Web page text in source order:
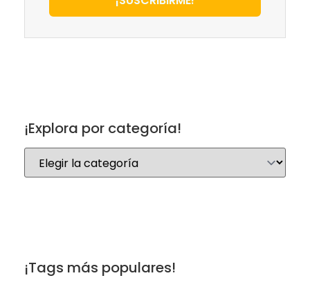
¡Explora por categoría!
¡Tags más populares!